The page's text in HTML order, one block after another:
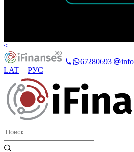
<
67280693
LAT | РУС